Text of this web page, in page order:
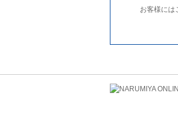
お客様には